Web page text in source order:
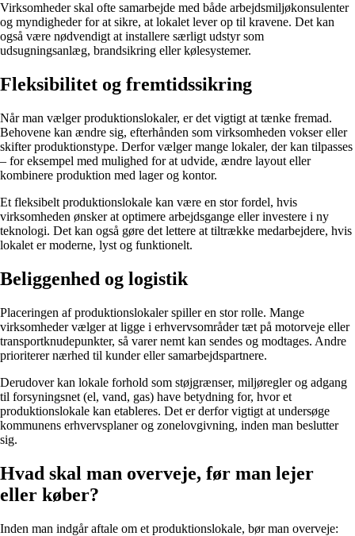
Virksomheder skal ofte samarbejde med både arbejdsmiljøkonsulenter
og myndigheder for at sikre, at lokalet lever op til kravene. Det kan
også være nødvendigt at installere særligt udstyr som
udsugningsanlæg, brandsikring eller kølesystemer.
Fleksibilitet og fremtidssikring
Når man vælger produktionslokaler, er det vigtigt at tænke fremad.
Behovene kan ændre sig, efterhånden som virksomheden vokser eller
skifter produktionstype. Derfor vælger mange lokaler, der kan tilpasses
– for eksempel med mulighed for at udvide, ændre layout eller
kombinere produktion med lager og kontor.
Et fleksibelt produktionslokale kan være en stor fordel, hvis
virksomheden ønsker at optimere arbejdsgange eller investere i ny
teknologi. Det kan også gøre det lettere at tiltrække medarbejdere, hvis
lokalet er moderne, lyst og funktionelt.
Beliggenhed og logistik
Placeringen af produktionslokaler spiller en stor rolle. Mange
virksomheder vælger at ligge i erhvervsområder tæt på motorveje eller
transportknudepunkter, så varer nemt kan sendes og modtages. Andre
prioriterer nærhed til kunder eller samarbejdspartnere.
Derudover kan lokale forhold som støjgrænser, miljøregler og adgang
til forsyningsnet (el, vand, gas) have betydning for, hvor et
produktionslokale kan etableres. Det er derfor vigtigt at undersøge
kommunens erhvervsplaner og zonelovgivning, inden man beslutter
sig.
Hvad skal man overveje, før man lejer
eller køber?
Inden man indgår aftale om et produktionslokale, bør man overveje: